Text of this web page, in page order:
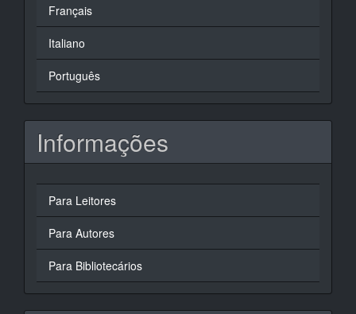
Français
Italiano
Português
Informações
Para Leitores
Para Autores
Para Bibliotecários